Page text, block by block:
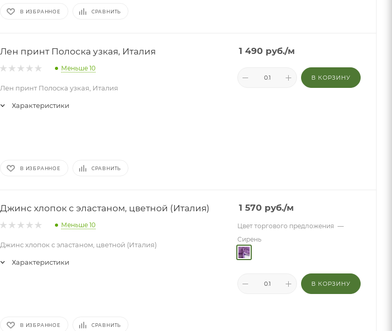
В ИЗБРАННОЕ СРАВНИТЬ
Лен принт Полоска узкая, Италия
Меньше 10
Лен принт Полоска узкая, Италия
Характеристики
В ИЗБРАННОЕ СРАВНИТЬ
1 490 руб./м
В КОРЗИНУ
Джинс хлопок с эластаном, цветной (Италия)
Меньше 10
Джинс хлопок с эластаном, цветной (Италия)
Характеристики
В ИЗБРАННОЕ СРАВНИТЬ
1 570 руб./м
Цвет торгового предложения —
Сирень
В КОРЗИНУ